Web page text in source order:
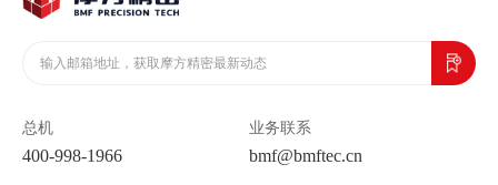
总机
400-998-1966
业务联系
bmf@bmftec.cn